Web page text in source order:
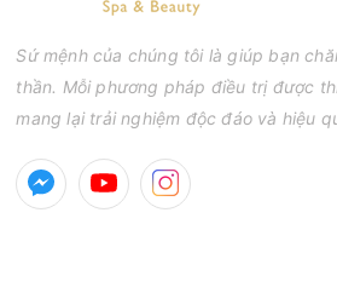
Sứ mệnh của chúng tôi là giúp bạn
thần. Mỗi phương pháp điều trị được
mang lại trải nghiệm độc đáo và hiệu